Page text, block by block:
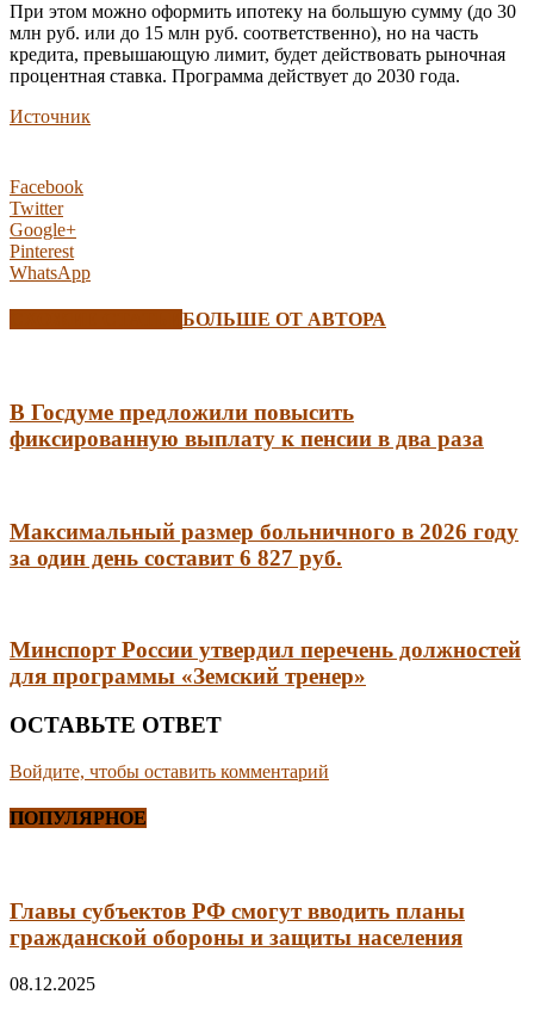
При этом можно оформить ипотеку на большую сумму (до 30
млн руб. или до 15 млн руб. соответственно), но на часть
кредита, превышающую лимит, будет действовать рыночная
процентная ставка. Программа действует до 2030 года.
Источник
Facebook
Twitter
Google+
Pinterest
WhatsApp
БОЛЬШЕ ОТ АВТОРА
В Госдуме предложили повысить
фиксированную выплату к пенсии в два раза
Максимальный размер больничного в 2026 году
за один день составит 6 827 руб.
Минспорт России утвердил перечень должностей
для программы «Земский тренер»
ОСТАВЬТЕ ОТВЕТ
Войдите, чтобы оставить комментарий
ПОПУЛЯРНОЕ
Главы субъектов РФ смогут вводить планы
гражданской обороны и защиты населения
08.12.2025